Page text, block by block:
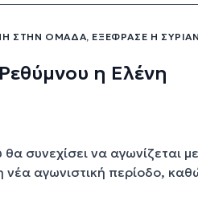
ΣΤΗΝ ΟΜΆΔΑ, ΕΞΈΦΡΑΣΕ Η
η Ελένη
συνεχίσει να αγωνίζεται
αγωνιστική περίοδο,